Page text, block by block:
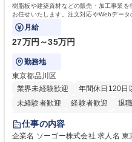
樹脂板や建築資材などの販売・加工事業
お任せいたします。注文対応やWebデー
話・メール対応等の事務業務を担当します。
月給
27万円～35万円
勤務地
東京都品川区
業界未経験歓迎
年間休日120日
未経験者歓迎
経験者歓迎 退
交通費支給
仕事の内容
企業名 ソーゴー株式会社 求人名 東京都品川区【営業アシスタント】未経